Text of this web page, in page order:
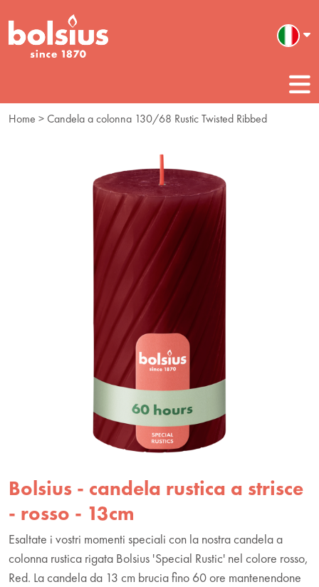
Home > Candela a colonna 130/68 Rustic Twisted Ribbed
Bolsius - candela rustica a strisce
- rosso - 13cm
Esaltate i vostri momenti speciali con la nostra candela a
colonna rustica rigata Bolsius 'Special Rustic' nel colore rosso,
Red. La candela da 13 cm brucia fino 60 ore mantenendone